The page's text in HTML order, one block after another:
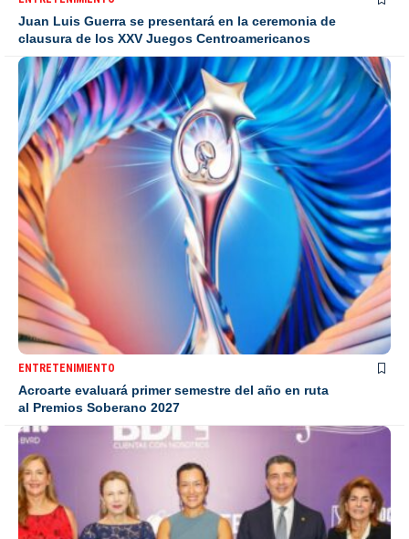
Juan Luis Guerra se presentará en la ceremonia de
clausura de los XXV Juegos Centroamericanos
ENTRETENIMIENTO
Acroarte evaluará primer semestre del año en ruta
al Premios Soberano 2027